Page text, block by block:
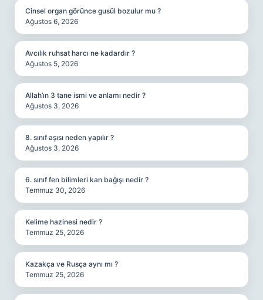
Cinsel organ görünce gusül bozulur mu ?
Ağustos 6, 2026
Avcılık ruhsat harcı ne kadardır ?
Ağustos 5, 2026
Allah’ın 3 tane ismi ve anlamı nedir ?
Ağustos 3, 2026
8. sınıf aşısı neden yapılır ?
Ağustos 3, 2026
6. sınıf fen bilimleri kan bağışı nedir ?
Temmuz 30, 2026
Kelime hazinesi nedir ?
Temmuz 25, 2026
Kazakça ve Rusça aynı mı ?
Temmuz 25, 2026